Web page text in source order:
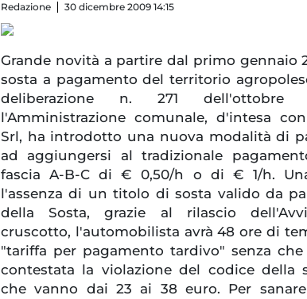
Redazione 30 dicembre 2009 14:15
Grande novità a partire dal primo gennaio
sosta a pagamento del territorio
deliberazione n. 271 dell'ottobre
l'Amministrazione comunale, d'intesa
Srl, ha introdotto una nuova modalità di
ad aggiungersi al tradizionale
fascia A-B-C di € 0,50/h o di € 1/h.
l'assenza di un titolo di sosta valido da
della Sosta, grazie al rilascio
cruscotto, l'automobilista avrà 48 ore di
"tariffa per pagamento tardivo" senza
contestata la violazione del codice della
che vanno dai 23 ai 38 euro. Per